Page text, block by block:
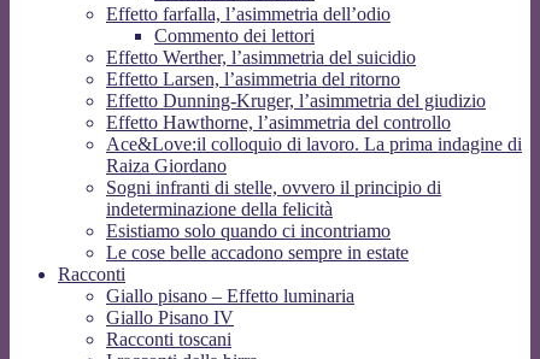
Effetto farfalla, l’asimmetria dell’odio
Commento dei lettori
Effetto Werther, l’asimmetria del suicidio
Effetto Larsen, l’asimmetria del ritorno
Effetto Dunning-Kruger, l’asimmetria del giudizio
Effetto Hawthorne, l’asimmetria del controllo
Ace&Love:il colloquio di lavoro. La prima indagine di
Raiza Giordano
Sogni infranti di stelle, ovvero il principio di
indeterminazione della felicità
Esistiamo solo quando ci incontriamo
Le cose belle accadono sempre in estate
Racconti
Giallo pisano – Effetto luminaria
Giallo Pisano IV
Racconti toscani